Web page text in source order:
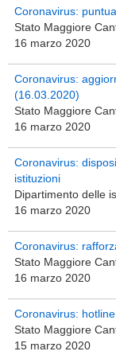
Coronavirus:
Stato Maggiore
16 marzo 2020
Coronavirus:
(16.03.2020)
Stato Maggiore
16 marzo 2020
Coronavirus:
istituzioni
Dipartimento delle
16 marzo 2020
Coronavirus:
Stato Maggiore
16 marzo 2020
Coronavirus:
Stato Maggiore
15 marzo 2020